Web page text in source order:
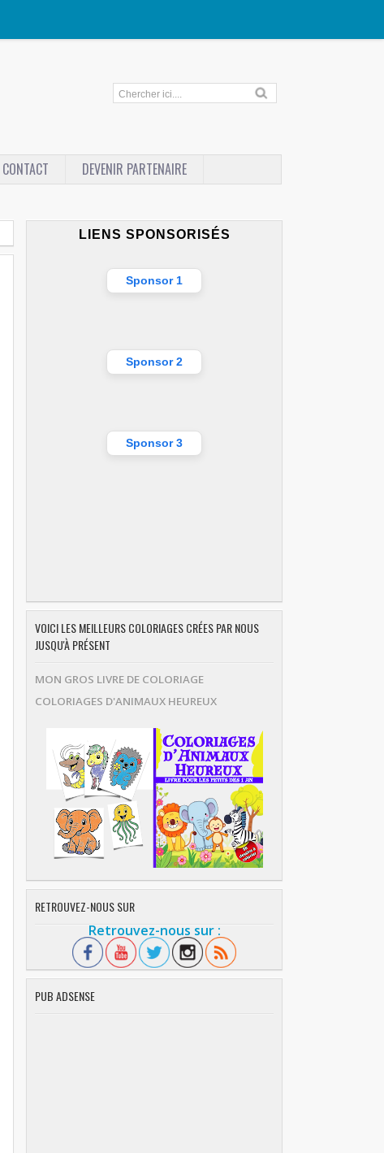
CONTACT
DEVENIR PARTENAIRE
LIENS SPONSORISÉS
Sponsor 1
Sponsor 2
Sponsor 3
VOICI LES MEILLEURS COLORIAGES CRÉES PAR NOUS
JUSQU'À PRÉSENT
MON GROS LIVRE DE COLORIAGE
COLORIAGES D'ANIMAUX HEUREUX
RETROUVEZ-NOUS SUR
Retrouvez-nous sur :
PUB ADSENSE